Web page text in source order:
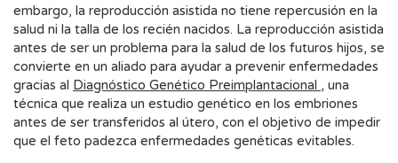
embargo, la reproducción asistida no tiene repercusión en la
salud ni la talla de los recién nacidos. La reproducción asistida
antes de ser un problema para la salud de los futuros hijos, se
convierte en un aliado para ayudar a prevenir enfermedades
gracias al Diagnóstico Genético Preimplantacional , una
técnica que realiza un estudio genético en los embriones
antes de ser transferidos al útero, con el objetivo de impedir
que el feto padezca enfermedades genéticas evitables.